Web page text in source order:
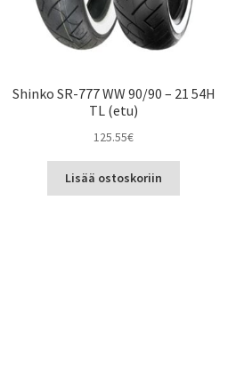
Shinko SR-777 WW 90/90 – 21 54H
TL (etu)
125.55€
Lisää ostoskoriin